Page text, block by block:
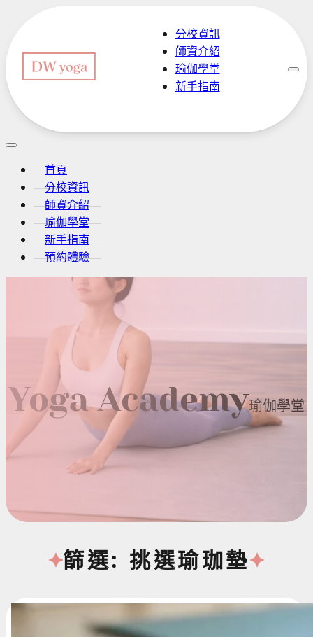
分校資訊
師資介紹
瑜伽學堂
新手指南
首頁
分校資訊
師資介紹
瑜伽學堂
新手指南
預約體驗
Yoga Academy瑜伽學堂
篩選: 挑選瑜珈墊